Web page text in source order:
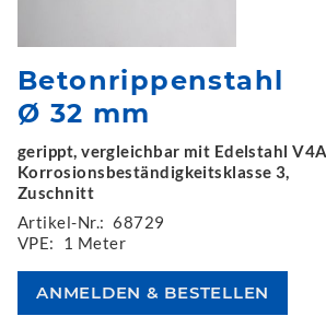
Betonrippenstahl
Ø 32 mm
gerippt, vergleichbar mit Edelstahl V4A,
Korrosionsbeständigkeitsklasse 3,
Zuschnitt
Artikel-Nr.: 68729
VPE:
1 Meter